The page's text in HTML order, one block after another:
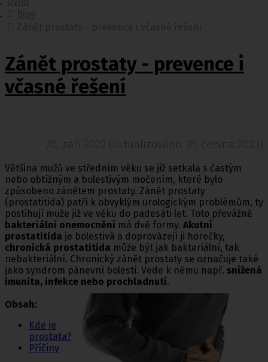
Zánět prostaty - prevence i
včasné řešení
20. září 2022 (aktualizováno: 21. června 2023)
Většina mužů ve středním věku se již setkala s častým
nebo obtížným a bolestivým močením, které bylo
způsobeno zánětem prostaty. Zánět prostaty
(prostatitida) patří k obvyklým urologickým problémům, ty
postihují muže již ve věku do padesáti let. Toto převážně
bakteriální onemocnění má dvě formy. Akutní
prostatitida je bolestivá a doprovázejí ji horečky,
chronická prostatitida může být jak bakteriální, tak
nebakteriální. Chronický zánět prostaty se označuje také
jako syndrom pánevní bolesti. Vede k němu např. snížená
imunita, infekce nebo prochladnutí.
Obsah:
Kde je
prostata?
Příčiny